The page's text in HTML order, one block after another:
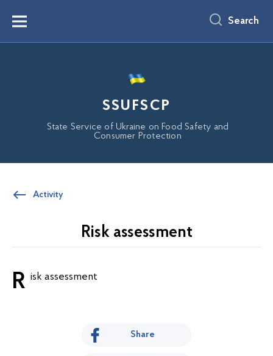
content
Menu Search
SSUFSCP
State Service of Ukraine on Food Safety and
Consumer Protection
Activity
Risk assessment
Risk assessment
Share